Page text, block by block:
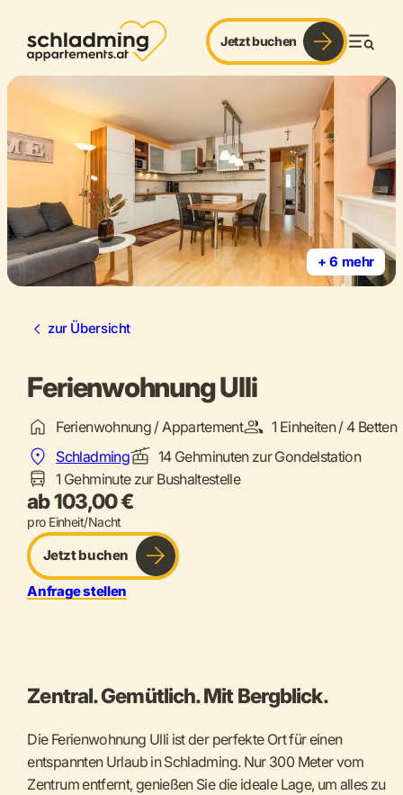
Jetzt buchen
+ 6 mehr
zur Übersicht
Ferienwohnung Ulli
Ferienwohnung / Appartement
1 Einheiten / 4 Betten
Schladming
14 Gehminuten zur Gondelstation
1 Gehminute zur Bushaltestelle
ab 103,00 €
pro Einheit/Nacht
Jetzt buchen
Anfrage stellen
Zentral. Gemütlich. Mit Bergblick.
Die Ferienwohnung Ulli ist der perfekte Ort für einen
entspannten Urlaub in Schladming. Nur 300 Meter vom
Zentrum entfernt, genießen Sie die ideale Lage, um alles zu